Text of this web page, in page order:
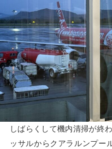
しばらくして機内清掃が終
ッサルからクアラルンプー